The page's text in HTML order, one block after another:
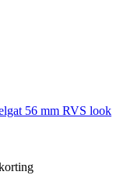
56 mm RVS look